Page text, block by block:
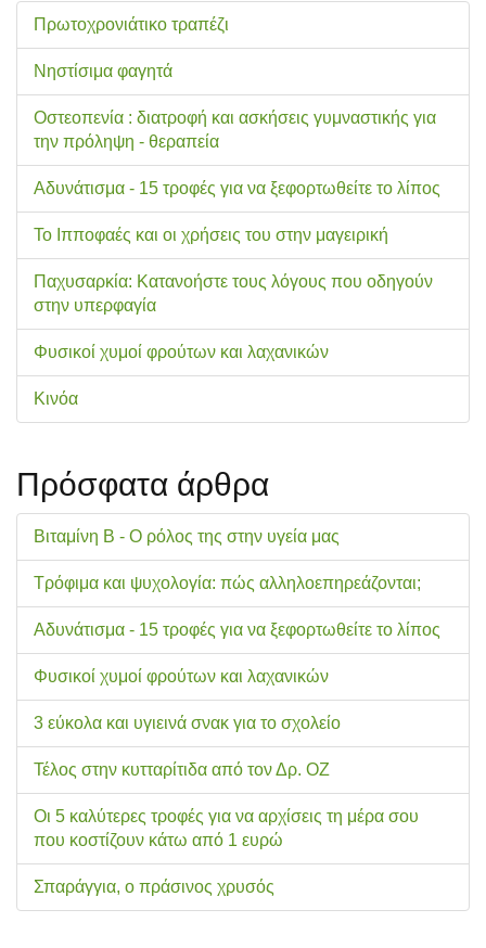
Πρωτοχρονιάτικο τραπέζι
Νηστίσιμα φαγητά
Οστεοπενία : διατροφή και ασκήσεις γυμναστικής για
την πρόληψη - θεραπεία
Αδυνάτισμα - 15 τροφές για να ξεφορτωθείτε το λίπος
Το Ιπποφαές και οι χρήσεις του στην μαγειρική
Παχυσαρκία: Κατανοήστε τους λόγους που οδηγούν
στην υπερφαγία
Φυσικοί χυμοί φρούτων και λαχανικών
Κινόα
Πρόσφατα άρθρα
Βιταμίνη Β - Ο ρόλος της στην υγεία μας
Τρόφιμα και ψυχολογία: πώς αλληλοεπηρεάζονται;
Αδυνάτισμα - 15 τροφές για να ξεφορτωθείτε το λίπος
Φυσικοί χυμοί φρούτων και λαχανικών
3 εύκολα και υγιεινά σνακ για το σχολείo
Τέλος στην κυτταρίτιδα από τον Δρ. ΟΖ
Οι 5 καλύτερες τροφές για να αρχίσεις τη μέρα σου
που κοστίζουν κάτω από 1 ευρώ
Σπαράγγια, ο πράσινος χρυσός